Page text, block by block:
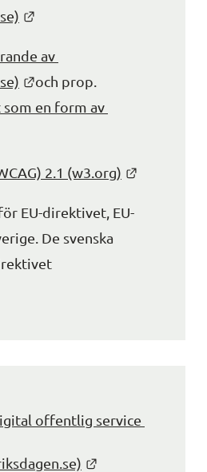
av
Länk till annan webbplats.
och prop.
en form av
2.1 (w3.org)
EU-direktivet, EU-
De svenska
offentlig service